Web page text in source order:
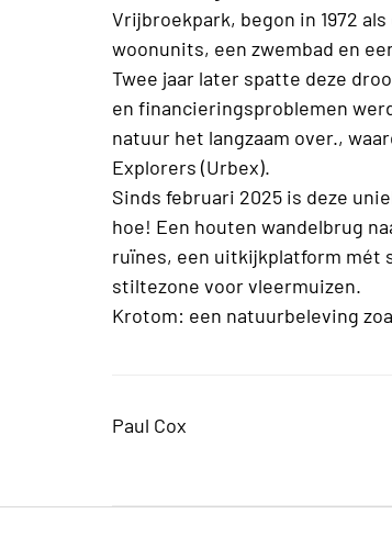
Vrijbroekpark, begon in 1972
woonunits, een zwembad en
Twee jaar later spatte deze
en financieringsproblemen
natuur het langzaam over.,
Explorers (Urbex).
Sinds februari 2025 is deze
hoe! Een houten wandelbrug
ruïnes, een uitkijkplatform mét
stiltezone voor vleermuizen.
Krotom: een natuurbeleving
Paul Cox